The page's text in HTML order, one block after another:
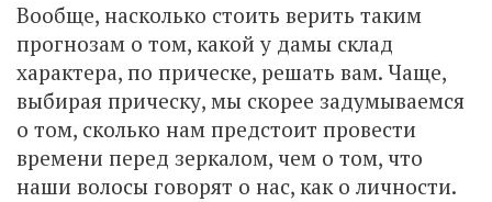
Вообще, насколько стоить верить таким
прогнозам о том, какой у дамы склад
характера, по прическе, решать вам. Чаще,
выбирая прическу, мы скорее задумываемся
о том, сколько нам предстоит провести
времени перед зеркалом, чем о том, что
наши волосы говорят о нас, как о личности.